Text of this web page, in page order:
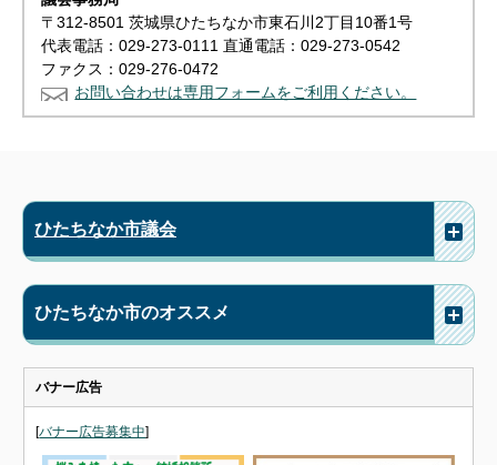
〒312-8501 茨城県ひたちなか市東石川2丁目10番1号
代表電話：029-273-0111 直通電話：029-273-0542
ファクス：029-276-0472
お問い合わせは専用フォームをご利用ください。
ひたちなか市議会
ひたちなか市のオススメ
バナー広告
[バナー広告募集中]